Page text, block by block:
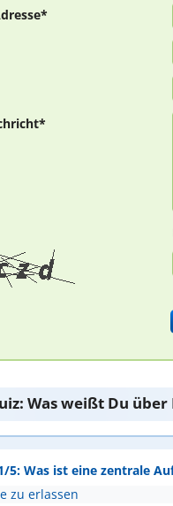
Was weißt Du
5: Was ist eine zentrale
zu erlassen